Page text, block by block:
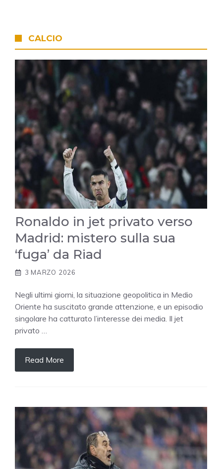
CALCIO
Ronaldo in jet privato verso
Madrid: mistero sulla sua
‘fuga’ da Riad
3 MARZO 2026
Negli ultimi giorni, la situazione geopolitica in Medio
Oriente ha suscitato grande attenzione, e un episodio
singolare ha catturato l’interesse dei media. Il jet
privato …
Read More